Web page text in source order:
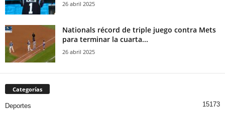
26 abril 2025
Nationals récord de triple juego contra Mets
para terminar la cuarta...
26 abril 2025
Categorías
Deportes 15173